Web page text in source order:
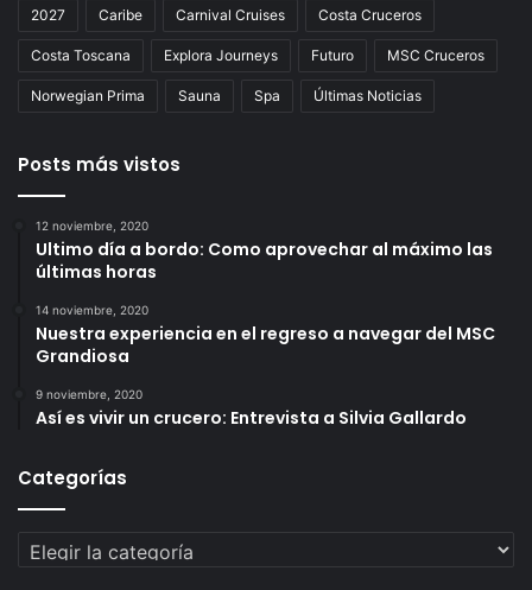
2027 Caribe Carnival Cruises Costa Cruceros
Costa Toscana Explora Journeys Futuro MSC Cruceros
Norwegian Prima Sauna Spa Últimas Noticias
Posts más vistos
12 noviembre, 2020
Ultimo día a bordo: Como aprovechar al máximo las
últimas horas
14 noviembre, 2020
Nuestra experiencia en el regreso a navegar del MSC
Grandiosa
9 noviembre, 2020
Así es vivir un crucero: Entrevista a Silvia Gallardo
Categorías
Categorías